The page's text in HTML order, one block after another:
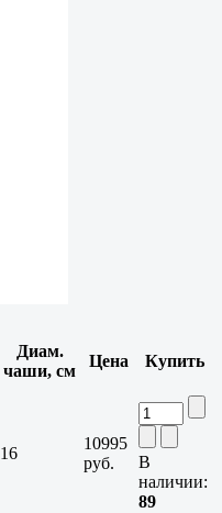
Диам.
чаши, см
Цена Купить
16
10995
руб.
В
наличии:
89